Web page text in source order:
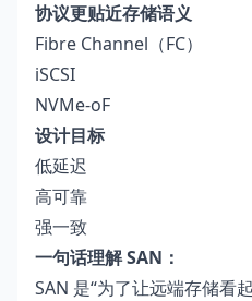
协议更贴近存储语义
Fibre Channel（FC）
iSCSI
NVMe-oF
设计目标
低延迟
高可靠
强一致
一句话理解 SAN：
SAN 是“为了让远端存储看